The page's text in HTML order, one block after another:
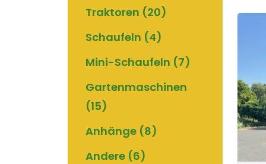
Traktoren (20)
Schaufeln (4)
Mini-Schaufeln (7)
Gartenmaschinen
(15)
Anhänge (8)
Andere (6)